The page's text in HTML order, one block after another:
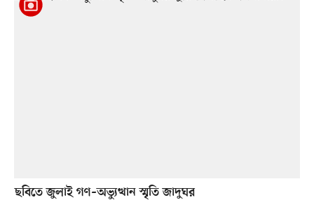
ছবিতে জুলাই গণ–অভ্যুত্থান স্মৃতি জাদুঘর